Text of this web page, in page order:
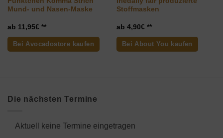
Mund- und Nasen-Maske
11,95€
Bei Avocadostore kaufen
Stoffmasken
4,90€
Bei About You kaufen
Die nächsten Termine
Aktuell keine Termine eingetragen